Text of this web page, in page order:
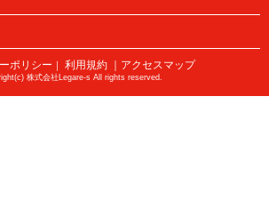
ポリシー ｜ 利用規約 ｜アクセスマップ
株式会社Legare-s All rights reserved.